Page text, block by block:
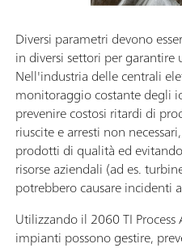
Diversi parametri devono
in diversi settori per garantire
Nell'industria delle centrali
monitoraggio costante degli
prevenire costosi ritardi di
riuscite e arresti non
prodotti di qualità ed
risorse aziendali (ad es.
potrebbero causare incidenti
Utilizzando il 2060 TI
impianti possono gestire,